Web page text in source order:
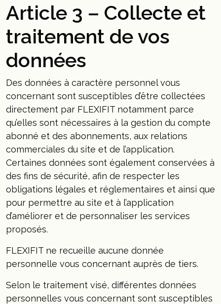
Article 3 – Collecte et
traitement de vos
données
Des données à caractère personnel vous
concernant sont susceptibles d’être collectées
directement par FLEXIFIT notamment parce
qu’elles sont nécessaires à la gestion du compte
abonné et des abonnements, aux relations
commerciales du site et de l’application.
Certaines données sont également conservées à
des fins de sécurité, afin de respecter les
obligations légales et réglementaires et ainsi que
pour permettre au site et à l’application
d’améliorer et de personnaliser les services
proposés.
FLEXIFIT ne recueille aucune donnée
personnelle vous concernant auprès de tiers.
Selon le traitement visé, différentes données
personnelles vous concernant sont susceptibles